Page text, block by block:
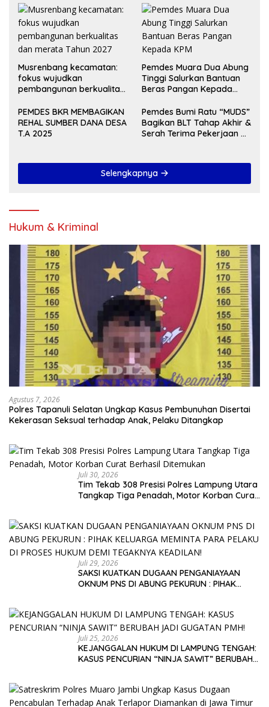
BULAN
Musrenbang kecamatan:
fokus wujudkan
pembangunan berkualitas
Pemdes Muara Dua Abung
Tinggi Salurkan Bantuan
Beras Pangan Kepada
PEMDES BKR MEMBAGIKAN
REHAL SUMBER DANA DESA
T.A 2025
Pemdes Bumi Ratu “MUDS”
Bagikan BLT Tahap Akhir &
Serah Terima Pekerjaan Di
Selengkapnya
Hukum & Kriminal
Agustus 7, 2026
Polres Tapanuli Selatan Ungkap Kasus Pembunuhan Disertai
Kekerasan Seksual terhadap Anak, Pelaku Ditangkap
Juli 30, 2026
Tim Tekab 308 Presisi Polres Lampung Utara
Tangkap Tiga Penadah, Motor Korban Curat
Juli 29, 2026
SAKSI KUATKAN DUGAAN PENGANIAYAAN
OKNUM PNS DI ABUNG PEKURUN : PIHAK
Juli 25, 2026
KEJANGGALAN HUKUM DI LAMPUNG TENGAH:
KASUS PENCURIAN “NINJA SAWIT” BERUBAH